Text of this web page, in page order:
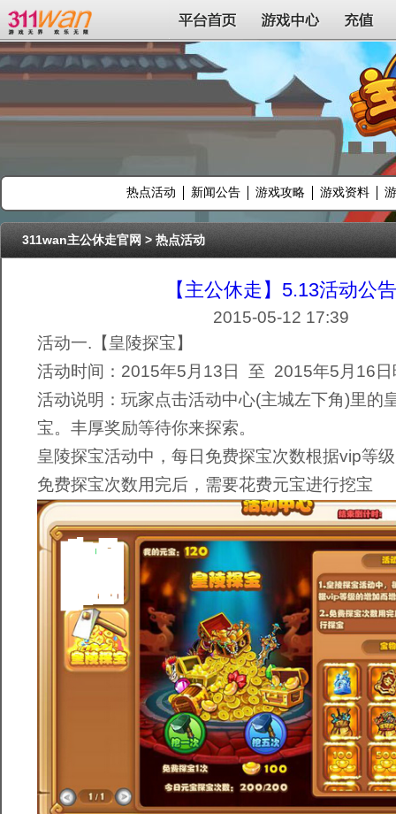
311wan平台 平台首页 游戏中心 充值
热点活动 新闻公告 游戏攻略 游戏资料
311wan主公休走官网>热点活动
【主公休走】5.13活动公告
2015-05-12 17:39
活动一.【皇陵探宝】
活动时间：2015年5月13日 至 2015年5月16日
活动说明：玩家点击活动中心(主城左下角)里的
宝。丰厚奖励等待你来探索。
皇陵探宝活动中，每日免费探宝次数根据vip等
免费探宝次数用完后，需要花费元宝进行挖宝